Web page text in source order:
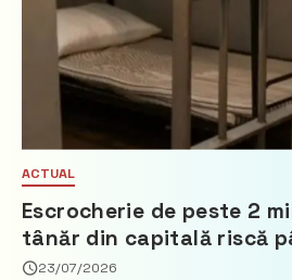
ACTUAL
Escrocherie de peste 2
tânăr din capitală riscă
închisoare
23/07/2026